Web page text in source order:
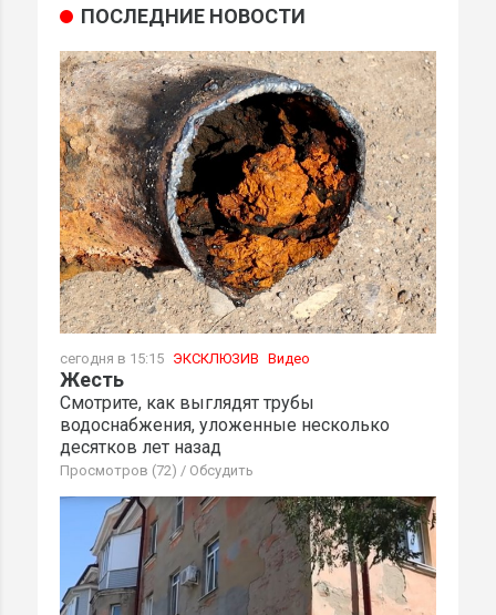
ПОСЛЕДНИЕ НОВОСТИ
сегодня в 15:15 ЭКСКЛЮЗИВ Видео
Жесть
Смотрите, как выглядят трубы
водоснабжения, уложенные несколько
десятков лет назад
Просмотров (72) / Обсудить